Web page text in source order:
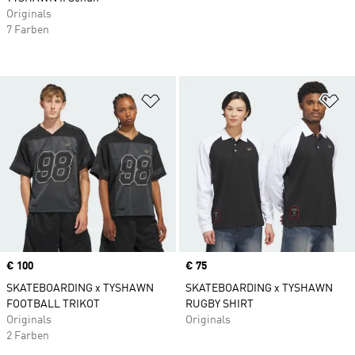
Zur Wunschliste hinzufügen
Price
€ 100
SKATEBOARDING x TYSHAWN
FOOTBALL TRIKOT
Originals
2 Farben
Price
€ 75
SKATEBOARDING x TYSHAWN
RUGBY SHIRT
Originals
Originals
7 Farben